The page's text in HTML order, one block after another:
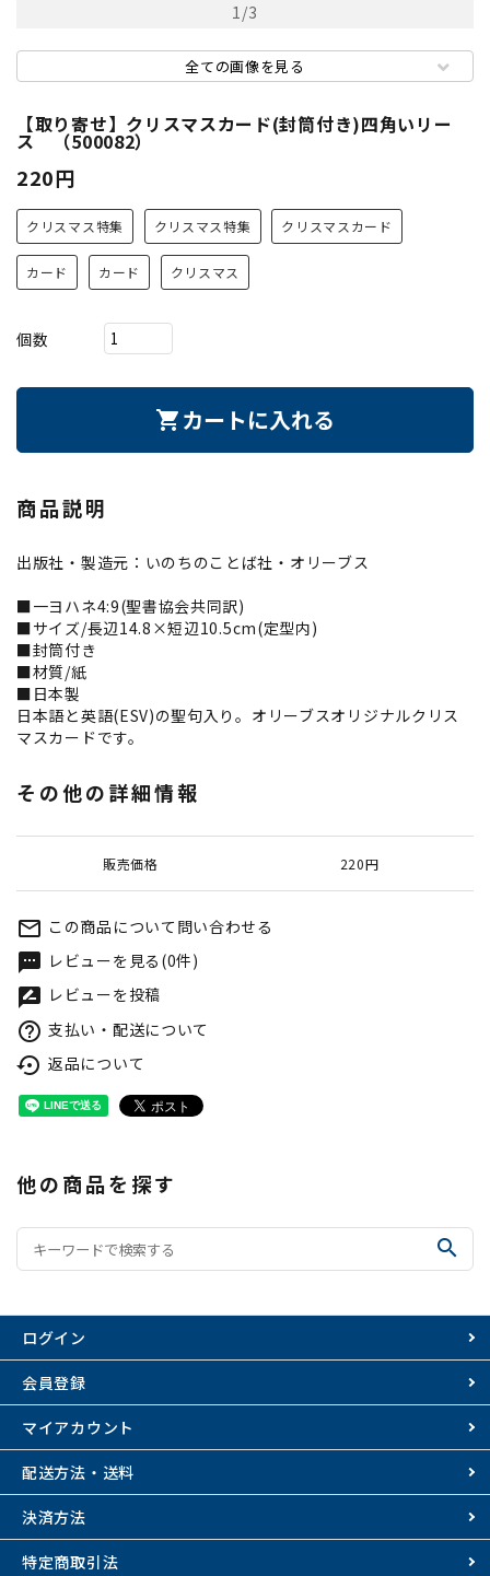
1/3
全ての画像を見る
【取り寄せ】クリスマスカード(封筒付き)四角いリー
ス （500082）
220円
クリスマス特集 クリスマス特集 クリスマスカード
カード カード クリスマス
個数
shopping_cart カートに入れる
商品説明
出版社・製造元：いのちのことば社・オリーブス
■一ヨハネ4:9(聖書協会共同訳)
■サイズ/長辺14.8×短辺10.5cm(定型内)
■封筒付き
■材質/紙
■日本製
日本語と英語(ESV)の聖句入り。オリーブスオリジナルクリス
マスカードです。
その他の詳細情報
販売価格 220円
mail_outline この商品について問い合わせる
textsms レビューを見る(0件)
rate_review レビューを投稿
help_outline 支払い・配送について
settings_backup_restore 返品について
他の商品を探す
search
ログイン
会員登録
マイアカウント
配送方法・送料
決済方法
特定商取引法